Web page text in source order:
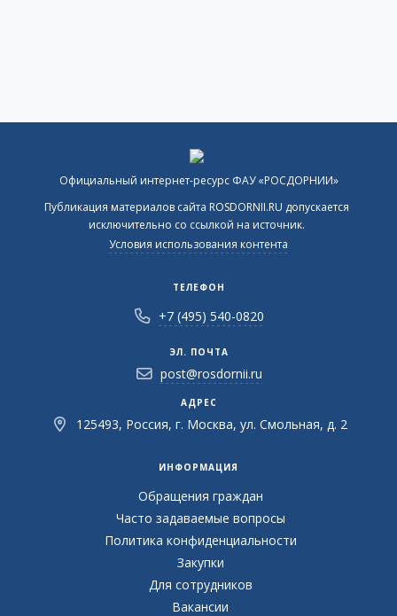
Официальный интернет-ресурс ФАУ «РОСДОРНИИ»
Публикация материалов сайта ROSDORNII.RU допускается
исключительно со ссылкой на источник.
Условия использования контента
ТЕЛЕФОН
+7 (495) 540-0820
ЭЛ. ПОЧТА
post@rosdornii.ru
АДРЕС
125493, Россия, г. Москва, ул. Смольная, д. 2
ИНФОРМАЦИЯ
Обращения граждан
Часто задаваемые вопросы
Политика конфиденциальности
Закупки
Для сотрудников
Вакансии